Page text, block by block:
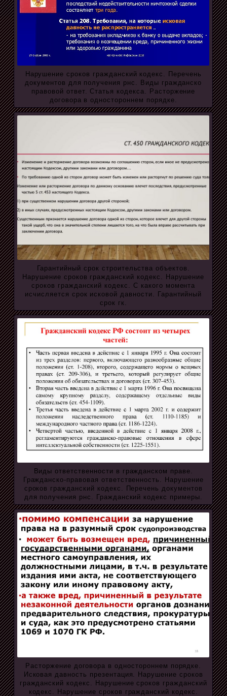
Нарушение сроков гражданский кодекс. Перечень
документов для получения рнс. Виды гражданско
правовой ответ. Статья кодекса. Расторжение
договора в одностороннем порядке.
Гарантийный срок строительства объектов.
Нарушение сроков гражданский кодекс. Нарушение
сроков гражданский кодекс. С какого момента
исчисляется срок исковой давности. Гарантийный
срок гк.
Виды ответственности в гражданском праве.
Гражданско-правовая ответственность. Нарушение
сроков гражданский кодекс. Перечень документов
для получения рнс. Гражданский кодекс примеры.
Расторжение договора в одностороннем порядке.
Исковая давность презентация. Нарушение сроков
гражданский кодекс. Нарушение сроков гражданский
кодекс. Нарушение сроков гражданский кодекс.